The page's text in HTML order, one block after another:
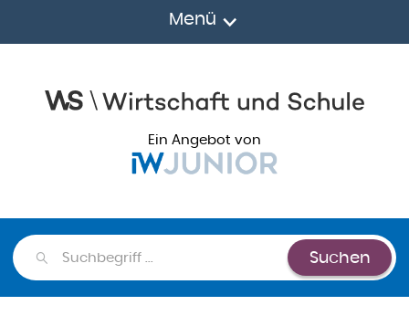
Menü
Ein Angebot von
Suchen Suchen